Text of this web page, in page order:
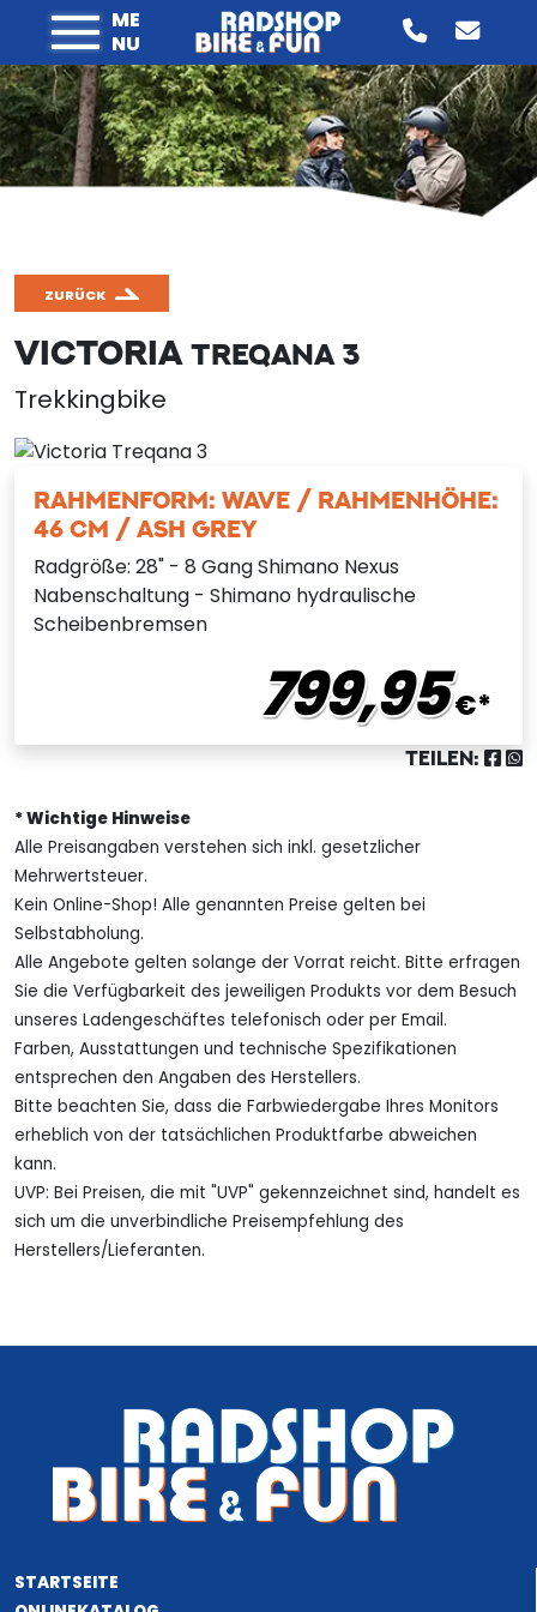
ME
NU
ZURÜCK
VICTORIA TREQANA 3
Trekkingbike
RAHMENFORM: WAVE / RAHMENHÖHE:
46 CM / ASH GREY
Radgröße: 28" - 8 Gang Shimano Nexus
Nabenschaltung - Shimano hydraulische
Scheibenbremsen
799,95€*
TEILEN:
* Wichtige Hinweise
Alle Preisangaben verstehen sich inkl. gesetzlicher
Mehrwertsteuer.
Kein Online-Shop! Alle genannten Preise gelten bei
Selbstabholung.
Alle Angebote gelten solange der Vorrat reicht. Bitte erfragen
Sie die Verfügbarkeit des jeweiligen Produkts vor dem Besuch
unseres Ladengeschäftes telefonisch oder per Email.
Farben, Ausstattungen und technische Spezifikationen
entsprechen den Angaben des Herstellers.
Bitte beachten Sie, dass die Farbwiedergabe Ihres Monitors
erheblich von der tatsächlichen Produktfarbe abweichen
kann.
UVP: Bei Preisen, die mit "UVP" gekennzeichnet sind, handelt es
sich um die unverbindliche Preisempfehlung des
Herstellers/Lieferanten.
STARTSEITE